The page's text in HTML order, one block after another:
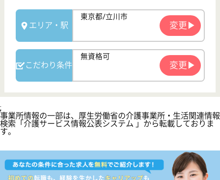
お役立ち情報
転職ノウハウ
初めての介護転職
介護転職お悩み相談室
介護業界給与データ
転職事例